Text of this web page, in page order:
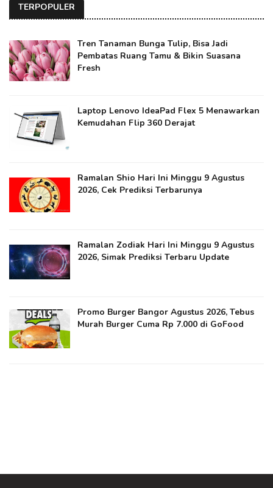
TERPOPULER
Tren Tanaman Bunga Tulip, Bisa Jadi
Pembatas Ruang Tamu & Bikin Suasana
Fresh
Laptop Lenovo IdeaPad Flex 5 Menawarkan
Kemudahan Flip 360 Derajat
Ramalan Shio Hari Ini Minggu 9 Agustus
2026, Cek Prediksi Terbarunya
Ramalan Zodiak Hari Ini Minggu 9 Agustus
2026, Simak Prediksi Terbaru Update
Promo Burger Bangor Agustus 2026, Tebus
Murah Burger Cuma Rp 7.000 di GoFood